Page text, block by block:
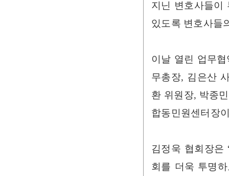
지닌 변호사들이
있도록 변호사들
이날 열린 업무
무총장, 김은산
환 위원장, 박종
합동민원센터장
김정욱 협회장은
회를 더욱 투명